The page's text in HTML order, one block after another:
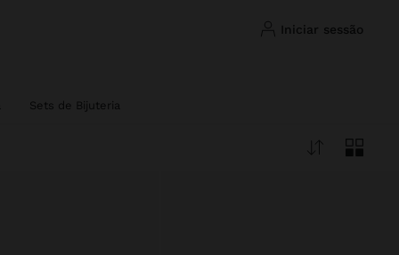
iniciar sessão
Sets de Bijuteria